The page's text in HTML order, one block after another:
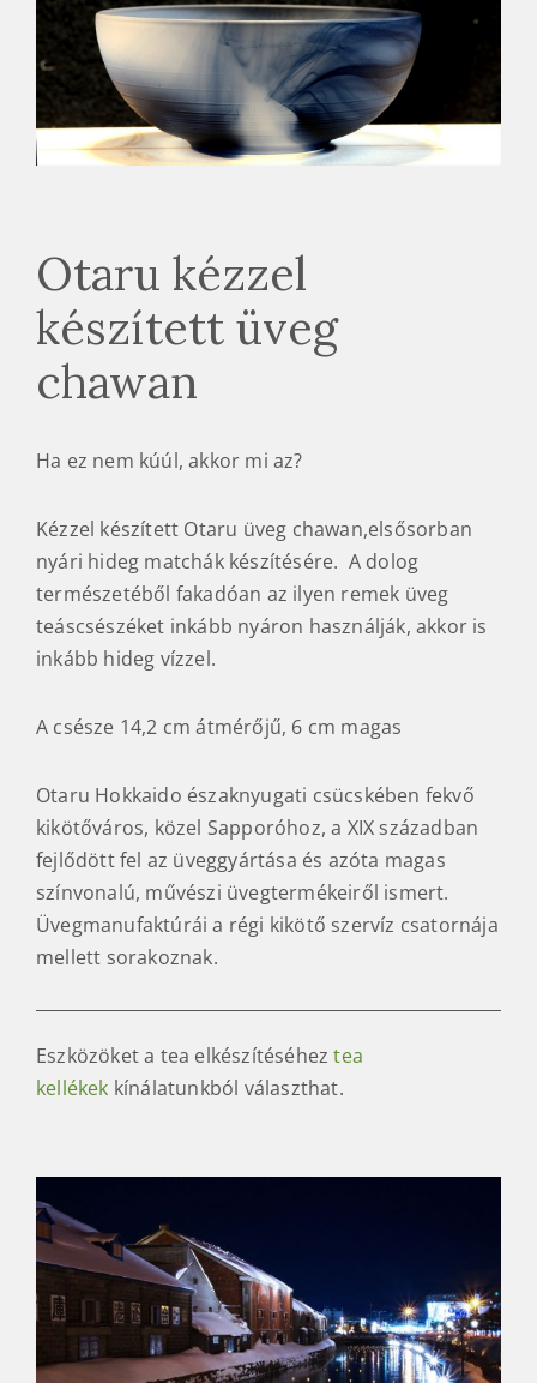
Otaru kézzel
készített üveg
chawan
Ha ez nem kúúl, akkor mi az?
Kézzel készített Otaru üveg chawan,elsősorban
nyári hideg matchák készítésére. A dolog
természetéből fakadóan az ilyen remek üveg
teáscsészéket inkább nyáron használják, akkor is
inkább hideg vízzel.
A csésze 14,2 cm átmérőjű, 6 cm magas
Otaru Hokkaido északnyugati csücskében fekvő
kikötőváros, közel Sapporóhoz, a XIX században
fejlődött fel az üveggyártása és azóta magas
színvonalú, művészi üvegtermékeiről ismert.
Üvegmanufaktúrái a régi kikötő szervíz csatornája
mellett sorakoznak.
Eszközöket a tea elkészítéséhez tea
kellékek kínálatunkból választhat.